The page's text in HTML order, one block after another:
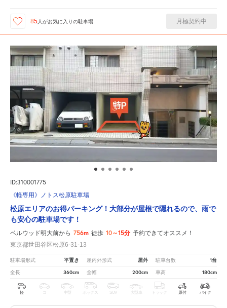
85人がお気に入りの駐車場 月極契約中
ID:310001775
《軽専用》ノトス松原駐車場
松原エリアのお得パーキング！大部分が屋根で隠れるので、雨で
も安心の駐車場です！
ベルウッド明大前から 756m 徒歩 10～15分 予約できてオススメ！
東京都世田谷区松原6-31-13
駐車場形式 平置き 屋内外形式 屋外 駐車台数 1台
全長 360cm 全幅 200cm 車高 180cm
軽 中型 ボックス SUV 大型車 トラック 原付 バイク